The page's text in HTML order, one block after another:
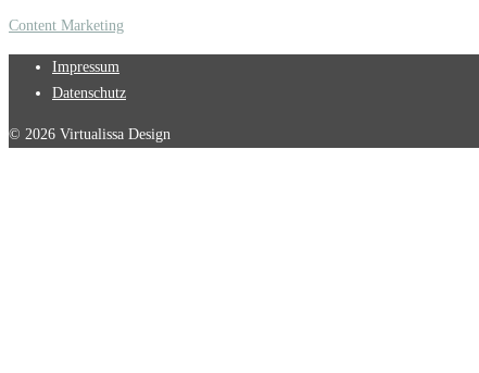
Content Marketing
Impressum
Datenschutz
© 2026 Virtualissa Design